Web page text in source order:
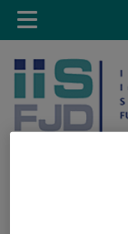
Saltar al contenido
Toggle
navigation